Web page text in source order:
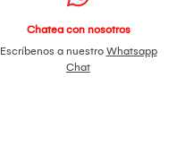
Chatea con nosotros
Escríbenos a nuestro Whatsapp
Chat